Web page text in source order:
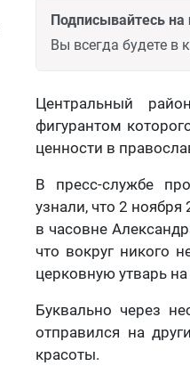
Подписывайтесь
Вы всегда будете в
Центральный
фигурантом
ценности в
В пресс-службе
узнали, что 2
в часовне
что вокруг никого
церковную утварь
Буквально через
отправился на
красоты.